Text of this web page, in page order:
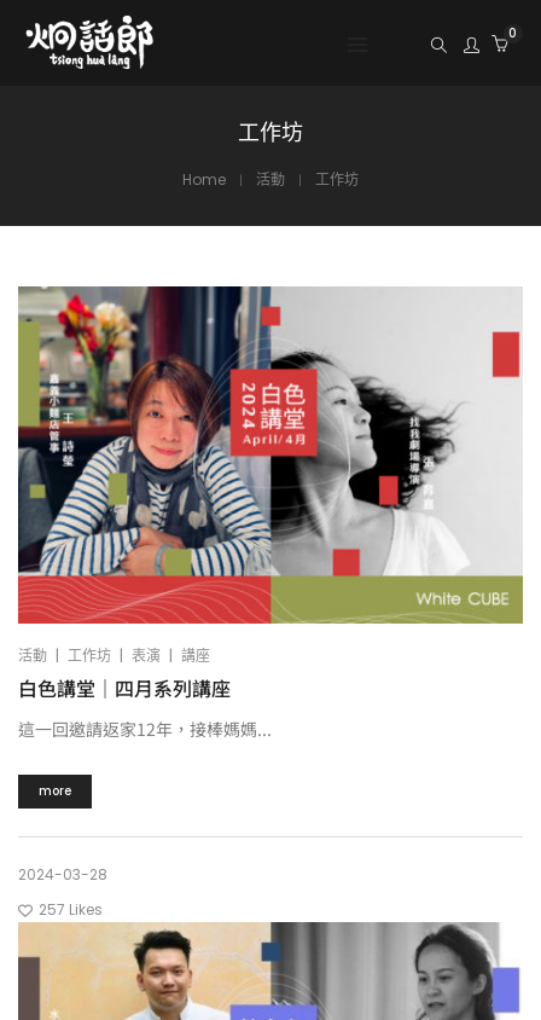
0
工作坊
Home 活動 工作坊
活動 | 工作坊 | 表演 | 講座
白色講堂｜四月系列講座
這一回邀請返家12年，接棒媽媽...
more
2024-03-28
257 Likes